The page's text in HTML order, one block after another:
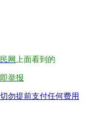
网 上面看到的
举报
勿提前支付任何费用